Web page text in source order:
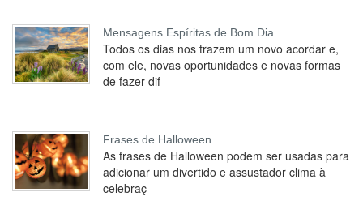
Mensagens Espíritas de Bom Dia
Todos os dias nos trazem um novo acordar e,
com ele, novas oportunidades e novas formas
de fazer dif
Frases de Halloween
As frases de Halloween podem ser usadas para
adicionar um divertido e assustador clima à
celebraç